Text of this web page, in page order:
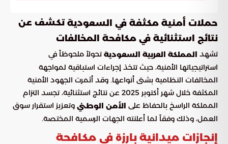
حملات أمنية مكثفة في السعودية تكشف عن
نتائج استثنائية في مكافحة المخالفات
تشهد المملكة العربية السعوديةتحولاً ملحوظاً في
استراتيجياتها الأمنية، حيث تتخذ إجراءات استباقية لمواجهة
المخالفات النظامية بشتى أنواعها. وقد أثمرت الجهود الأمنية
المكثفة خلال شهر أكتوبر 2025 عن نتائج استثنائية، تجسد التزام
المملكة الراسخ بالحفاظ على الأمن الوطني وتعزيز استقرار سوق
العمل، وذلك وفقاً لما أعلنته الجهات الرسمية المختصة.
إنجازات ميدانية بارزة في مكافحة